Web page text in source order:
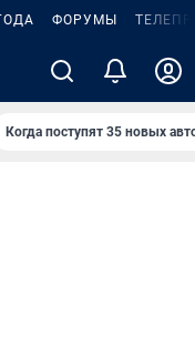
ФОРУМЫ
Когда поступят 35 новых